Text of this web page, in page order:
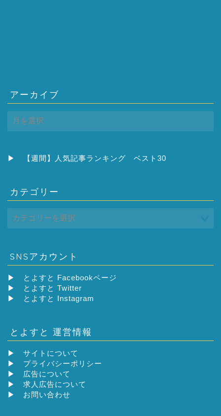
アーカイブ
ア
ー
ブ
▶ 【週間】人気記事ランキング ベスト30
カテゴリー
SNSアカウント
▶
とよすと Facebookページ
▶
とよすと Twitter
▶
とよすと Instagram
とよすと 運営情報
▶ サイトについて
▶ プライバシーポリシー
▶ 広告について
▶ 求人広告について
▶ お問い合わせ